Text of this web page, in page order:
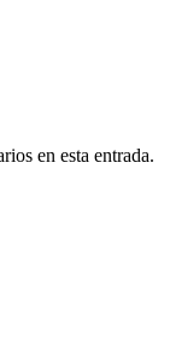
en esta entrada.